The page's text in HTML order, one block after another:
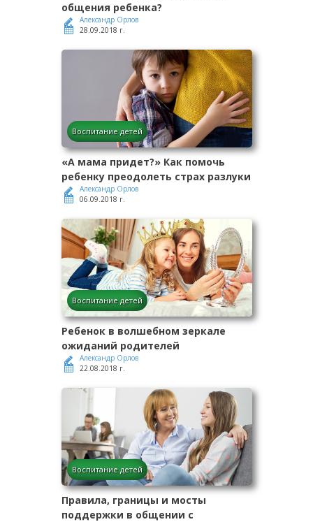
общения ребенка?
Александр Орлов
28.09.2018 г.
Воспитание детей
«А мама придет?» Как помочь
ребенку преодолеть страх разлуки
Александр Орлов
06.09.2018 г.
Воспитание детей
Ребенок в волшебном зеркале
ожиданий родителей
Александр Орлов
22.08.2018 г.
Воспитание детей
Правила, границы и мосты
поддержки в общении с